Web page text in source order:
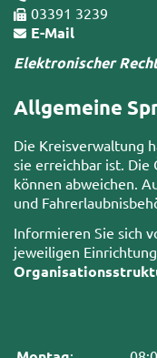
03391 3239
E-Mail
Elektronischer
Allgemeine
Die Kreisverwaltung
sie erreichbar ist.
können abweichen.
und
Informieren Sie sich
jeweiligen